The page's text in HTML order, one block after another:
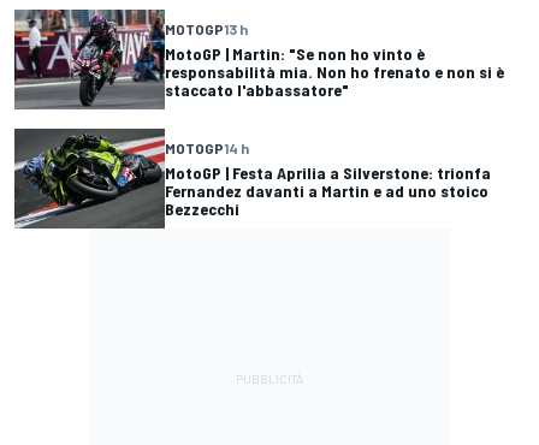
MOTOGP13 h
MotoGP | Martin: "Se non ho vinto è
responsabilità mia. Non ho frenato e non si è
staccato l'abbassatore"
MOTOGP14 h
MotoGP | Festa Aprilia a Silverstone: trionfa
Fernandez davanti a Martin e ad uno stoico
Bezzecchi